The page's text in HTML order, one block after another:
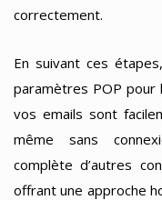
correctement.
En suivant ces
paramètres POP pour
vos emails sont
même sans
complète d’autres
offrant une approche